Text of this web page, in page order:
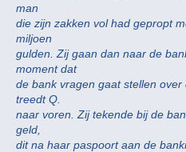
man
die zijn zakken vol had gepropt
miljoen
gulden. Zij gaan dan naar de
moment dat
de bank vragen gaat stellen
treedt Q.
naar voren. Zij tekende bij de
geld,
dit na haar paspoort aan de